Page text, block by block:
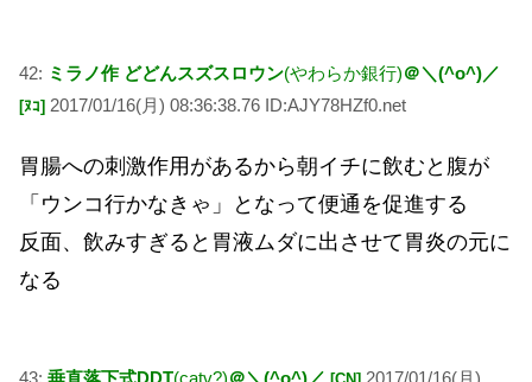
42: ミラノ作 どどんスズスロウン(やわらか銀行)＠＼(^o^)／
[ﾇｺ] 2017/01/16(月) 08:36:38.76 ID:AJY78HZf0.net
胃腸への刺激作用があるから朝イチに飲むと腹が
「ウンコ行かなきゃ」となって便通を促進する
反面、飲みすぎると胃液ムダに出させて胃炎の元に
なる